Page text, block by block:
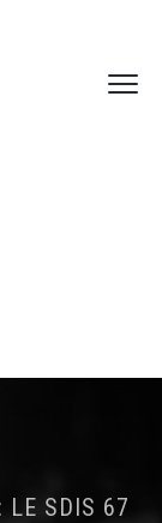
LE SDIS 67